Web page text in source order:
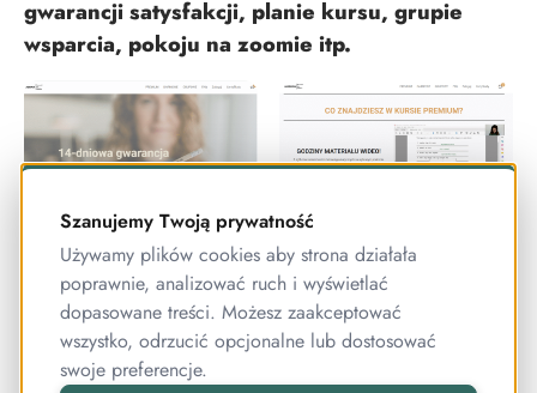
gwarancji satysfakcji, planie kursu, grupie
wsparcia, pokoju na zoomie itp.
Szanujemy Twoją prywatność
Używamy plików cookies aby strona działała
poprawnie, analizować ruch i wyświetlać
dopasowane treści. Możesz zaakceptować
wszystko, odrzucić opcjonalne lub dostosować
swoje preferencje.